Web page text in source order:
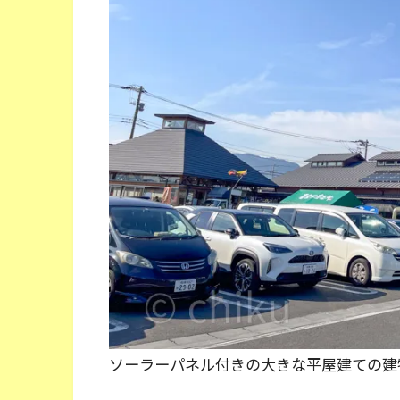
ソーラーパネル付きの大きな平屋建ての